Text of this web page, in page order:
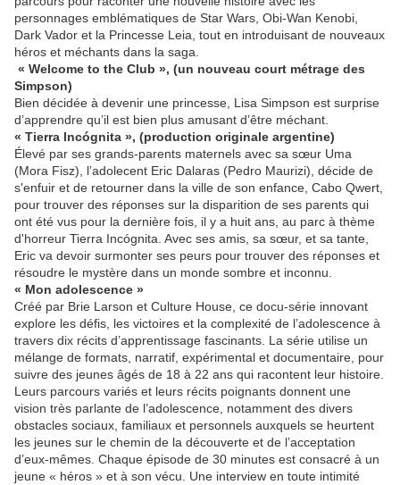
personnages emblématiques de Star Wars, Obi-Wan Kenobi,
Dark Vador et la Princesse Leia, tout en introduisant de nouveaux
héros et méchants dans la saga.
« Welcome to the Club », (un nouveau court métrage des
Simpson)
Bien décidée à devenir une princesse, Lisa Simpson est surprise
d’apprendre qu’il est bien plus amusant d’être méchant.
« Tierra Incógnita », (production originale argentine)
Élevé par ses grands-parents maternels avec sa sœur Uma
(Mora Fisz), l’adolecent Eric Dalaras (Pedro Maurizi), décide de
s'enfuir et de retourner dans la ville de son enfance, Cabo Qwert,
pour trouver des réponses sur la disparition de ses parents qui
ont été vus pour la dernière fois, il y a huit ans, au parc à thème
d'horreur Tierra Incógnita. Avec ses amis, sa sœur, et sa tante,
Eric va devoir surmonter ses peurs pour trouver des réponses et
résoudre le mystère dans un monde sombre et inconnu.
« Mon adolescence »
Créé par Brie Larson et Culture House, ce docu-série innovant
explore les défis, les victoires et la complexité de l’adolescence à
travers dix récits d’apprentissage fascinants. La série utilise un
mélange de formats, narratif, expérimental et documentaire, pour
suivre des jeunes âgés de 18 à 22 ans qui racontent leur histoire.
Leurs parcours variés et leurs récits poignants donnent une
vision très parlante de l’adolescence, notamment des divers
obstacles sociaux, familiaux et personnels auxquels se heurtent
les jeunes sur le chemin de la découverte et de l’acceptation
d’eux-mêmes. Chaque épisode de 30 minutes est consacré à un
jeune « héros » et à son vécu. Une interview en toute intimité